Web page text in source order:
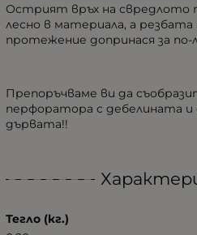
Острият връх на свредлото
лесно в материала, а
протежение допринася за по-
Препоръчваме ви да
перфоратора с дебелината
дървата!!
Тегло (кг.)